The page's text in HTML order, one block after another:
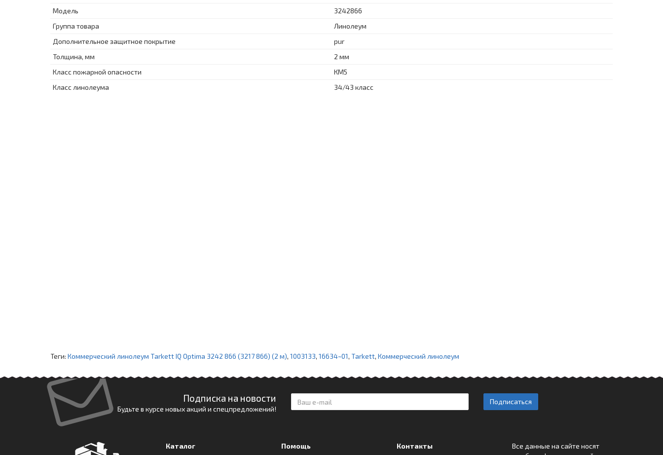
Модель
3242866
Группа товара
Линолеум
Дополнительное защитное покрытие
pur
Толщина, мм
2 мм
Класс пожарной опасности
КМ5
Класс линолеума
34/43 класс
Теги: Коммерческий линолеум Tarkett IQ Optima 3242 866 (3217 866) (2 м), 1003133, 16634~01, Tarkett, Коммерческий линолеум
Подписка на новости
Будьте в курсе новых акций и спецпредложений!
Подписаться
Каталог Помощь Контакты
Все данные на сайте носят